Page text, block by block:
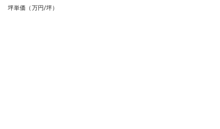
坪単価（万円/坪）